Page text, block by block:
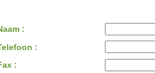
:
:
: